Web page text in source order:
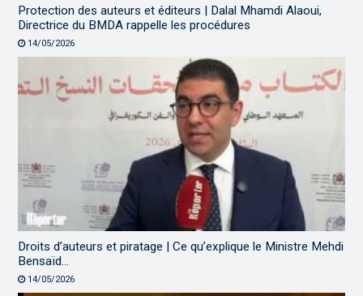
Protection des auteurs et éditeurs | Dalal Mhamdi Alaoui,
Directrice du BMDA rappelle les procédures
14/05/2026
Droits d’auteurs et piratage | Ce qu’explique le Ministre Mehdi
Bensaïd…
14/05/2026